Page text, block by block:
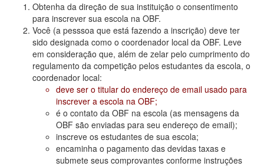
Obtenha da direção de sua instituição o consentimento
para inscrever sua escola na OBF.
Você (a pesssoa que está fazendo a inscrição) deve ter
sido designada como o coordenador local da OBF. Leve
em consideração que, além de zelar pelo cumprimento do
regulamento da competição pelos estudantes da escola, o
coordenador local:
deve ser o titular do endereço de email usado para
inscrever a escola na OBF;
é o contato da OBF na escola (as mensagens da
OBF são enviadas para seu endereço de email);
inscreve os estudantes de sua escola;
encaminha o pagamento das devidas taxas e
submete seus comprovantes conforme instruções